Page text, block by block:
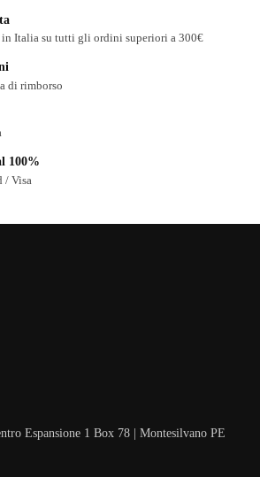
Italia su tutti gli ordini superiori a 300€
di rimborso
100%
/ Visa
Espansione 1 Box 78 | Montesilvano PE